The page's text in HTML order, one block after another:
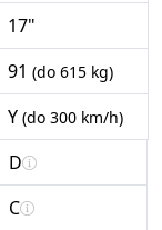
17"
91 (do 615 kg)
Y (do 300 km/h)
D
C